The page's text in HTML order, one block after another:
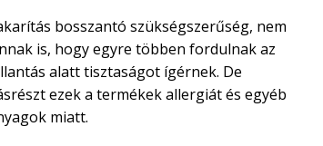
bosszantó szükségszerűség, nem
is, hogy egyre többen fordulnak az
alatt tisztaságot ígérnek. De
ezek a termékek allergiát és egyéb
miatt.